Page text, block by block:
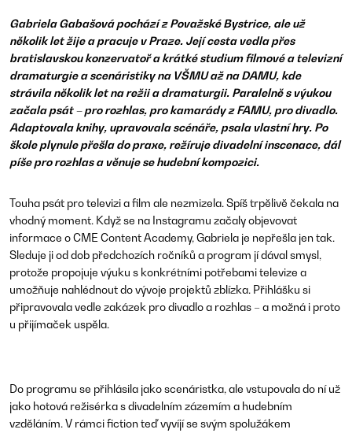
Gabriela Gabašová pochází z Považské Bystrice, ale už
několik let žije a pracuje v Praze. Její cesta vedla přes
bratislavskou konzervatoř a krátké studium filmové a televizní
dramaturgie a scenáristiky na VŠMU až na DAMU, kde
strávila několik let na režii a dramaturgii. Paralelně s výukou
začala psát – pro rozhlas, pro kamarády z FAMU, pro divadlo.
Adaptovala knihy, upravovala scénáře, psala vlastní hry. Po
škole plynule přešla do praxe, režíruje divadelní inscenace, dál
píše pro rozhlas a věnuje se hudební kompozici.
Touha psát pro televizi a film ale nezmizela. Spíš trpělivě čekala na
vhodný moment. Když se na Instagramu začaly objevovat
informace oCME Content Academy, Gabriela je nepřešla jen tak.
Sleduje ji od dob předchozích ročníků a program jí dával smysl,
protože propojuje výuku s konkrétními potřebami televize a
umožňuje nahlédnout do vývoje projektů zblízka. Přihlášku si
připravovala vedle zakázek pro divadlo a rozhlas – a možná i proto
u přijímaček uspěla.
Do programu se přihlásila jako scenáristka, ale vstupovala do ní už
jako hotová režisérka s divadelním zázemím a hudebním
vzděláním. V rámci fiction teď vyvíjí se svým spolužákem